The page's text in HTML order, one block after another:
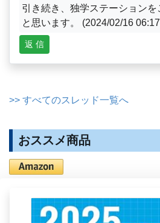
引き続き、独学ステーション
と思います。 (2024/02/16
返 信
>> すべてのスレッド一覧へ
おススメ商品